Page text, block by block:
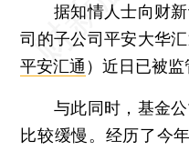
据知情人士向财新
司的子公司平安大华
平安汇通 ）近日已被监
与此同时，基金公
比较缓慢。经历了今